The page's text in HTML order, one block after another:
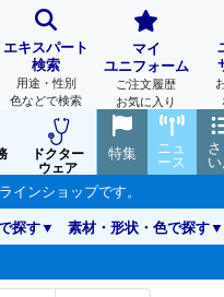
エキスパート
検索
用途・性別
色などで検索
マイ
ユニフォーム
ご注文履歴
お気に入り
ドクター
ウェア
さ
ニュ
ース
特集
インショップです。
探す 素材・形状・色で探す